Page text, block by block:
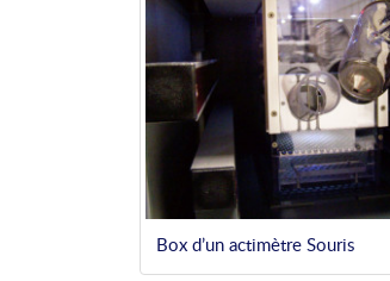
Box d’un actimètre Souris